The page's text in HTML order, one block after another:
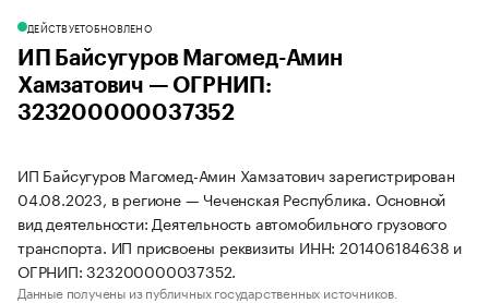
ДЕЙСТВУЕТОБНОВЛЕНО
ИП Байсугуров Магомед-Амин
Хамзатович — ОГРНИП:
323200000037352
ИП Байсугуров Магомед-Амин Хамзатович зарегистрирован
04.08.2023, в регионе — Чеченская Республика. Основной
вид деятельности: Деятельность автомобильного грузового
транспорта. ИП присвоены реквизиты ИНН: 201406184638 и
ОГРНИП: 323200000037352.
Данные получены из публичных государственных источников.